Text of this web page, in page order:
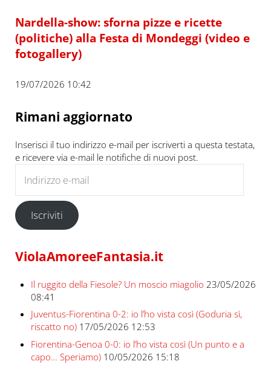
Nardella-show: sforna pizze e ricette
(politiche) alla Festa di Mondeggi (video e
fotogallery)
19/07/2026 10:42
Rimani aggiornato
Inserisci il tuo indirizzo e-mail per iscriverti a questa testata,
e ricevere via e-mail le notifiche di nuovi post.
Iscriviti
ViolaAmoreeFantasia.it
Il ruggito della Fiesole? Un moscio miagolio 23/05/2026
08:41
Juventus-Fiorentina 0-2: io l’ho vista così (Goduria sì,
riscatto no) 17/05/2026 12:53
Fiorentina-Genoa 0-0: io l’ho vista così (Un punto e a
capo… Speriamo) 10/05/2026 15:18